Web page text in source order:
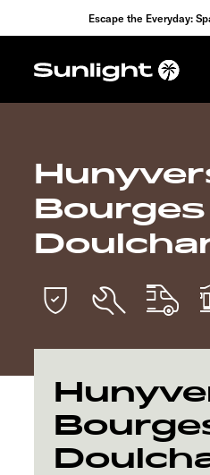
Escape the Everyday:
Modelle
Explore
Service